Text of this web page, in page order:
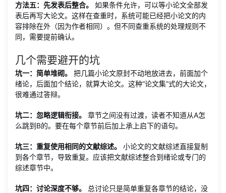
方法五：先发表后整合。
如果条件允许，可以等小论文全部发
表后再写大论文。这样在查重时，系统可能已经把小论文的内
容排除在外（因为作者相同）。但不同查重系统的处理规则不
同，需要提前确认。
几个需要避开的坑
坑一：简单堆砌。
把几篇小论文原封不动地放进去，前面加个
绪论，后面加个结论，就算大论文。这种“论文集”式的大论文，
很难通过答辩。
坑二：忽略逻辑衔接。
章节之间没有过渡，读者不知道从A怎
么跳到B的。要在每个章节前后加上承上启下的语句。
坑三：重复使用相同的文献综述。
小论文的文献综述直接复制
到各个章节，导致重复。应该把文献综述整合到绪论或专门的
综述章节中。
坑四：讨论深度不够。
总讨论只是简单重复各章节的结论，没